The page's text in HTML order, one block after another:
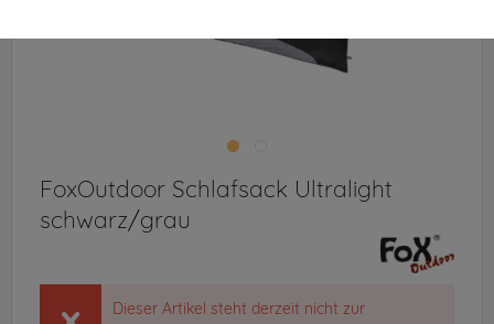
FoxOutdoor Schlafsack Ultralight
schwarz/grau
Dieser Artikel steht derzeit nicht zur